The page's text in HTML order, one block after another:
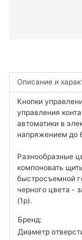
Описание и
Кнопки
управления
автоматики в
напряжением до
Разнообразные
компоновать
быстросъемной
черного цвета -
(1р).
Бренд:
Диаметр